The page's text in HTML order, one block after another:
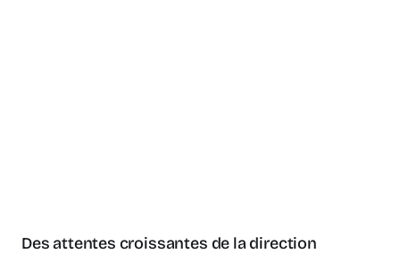
Des attentes croissantes de la direction